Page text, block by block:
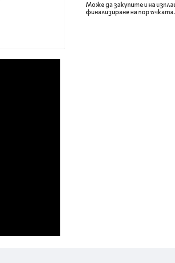
Може да закупите и на
финализиране на поръчката.